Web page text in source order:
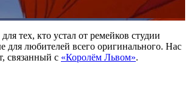
тех, кто устал от ремейков студии
для любителей всего оригинального. Нас
связанный с «Королём Львом».